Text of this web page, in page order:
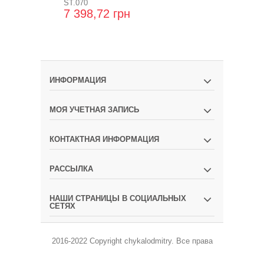
ТРУБКИ 6 ММ
ST.070
7 398,72 грн
ИНФОРМАЦИЯ
МОЯ УЧЕТНАЯ ЗАПИСЬ
КОНТАКТНАЯ ИНФОРМАЦИЯ
РАССЫЛКА
НАШИ СТРАНИЦЫ В СОЦИАЛЬНЫХ
СЕТЯХ
2016-2022 Copyright chykalodmitry. Все права